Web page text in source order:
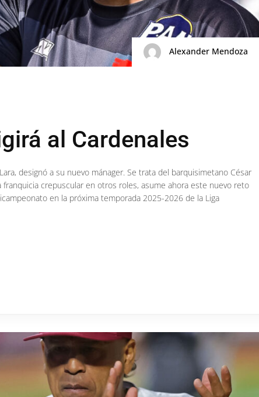
Alexander Mendoza
al Cardenales
designó a su nuevo mánager. Se trata del barquisimetano César
crepuscular en otros roles, asume ahora este nuevo reto
en la próxima temporada 2025-2026 de la Liga